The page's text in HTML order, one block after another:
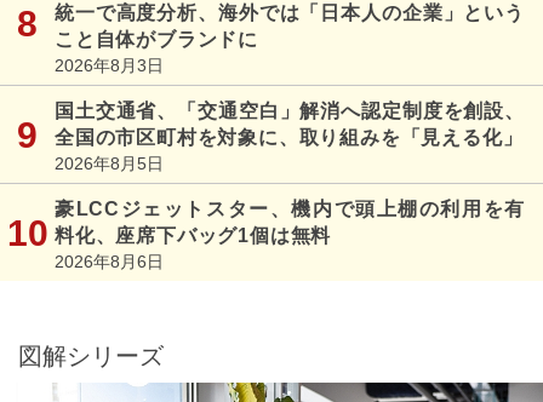
統一で高度分析、海外では「日本人の企業」という
こと自体がブランドに
2026年8月3日
国土交通省、「交通空白」解消へ認定制度を創設、
全国の市区町村を対象に、取り組みを「見える化」
2026年8月5日
豪LCCジェットスター、機内で頭上棚の利用を有
料化、座席下バッグ1個は無料
2026年8月6日
図解シリーズ